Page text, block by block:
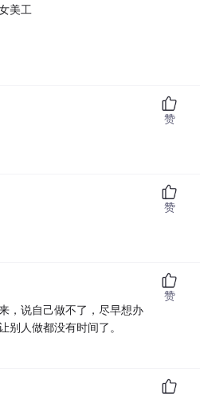
美工
赞
赞
，说自己做不了，尽早想办
别人做都没有时间了。
赞